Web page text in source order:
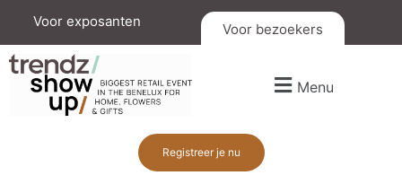
Voor exposanten Voor bezoekers
Menu
Registreer je nu